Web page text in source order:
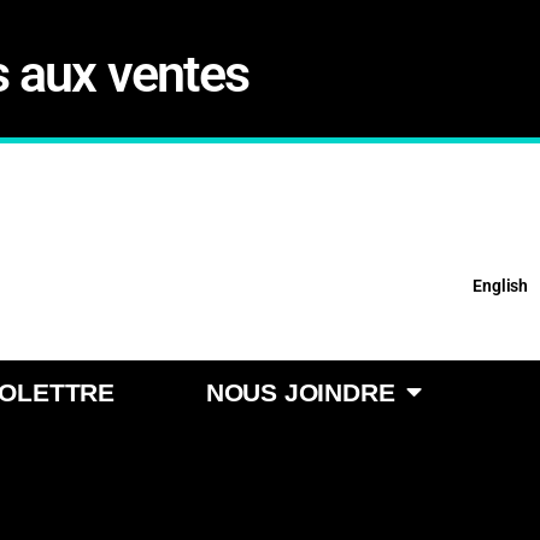
aux ventes
English
NOUS JOINDRE